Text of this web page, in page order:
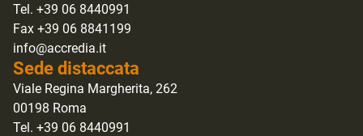
Tel. +39 06 8440991
Fax +39 06 8841199
info@accredia.it
Sede distaccata
Viale Regina Margherita, 262
00198 Roma
Tel. +39 06 8440991